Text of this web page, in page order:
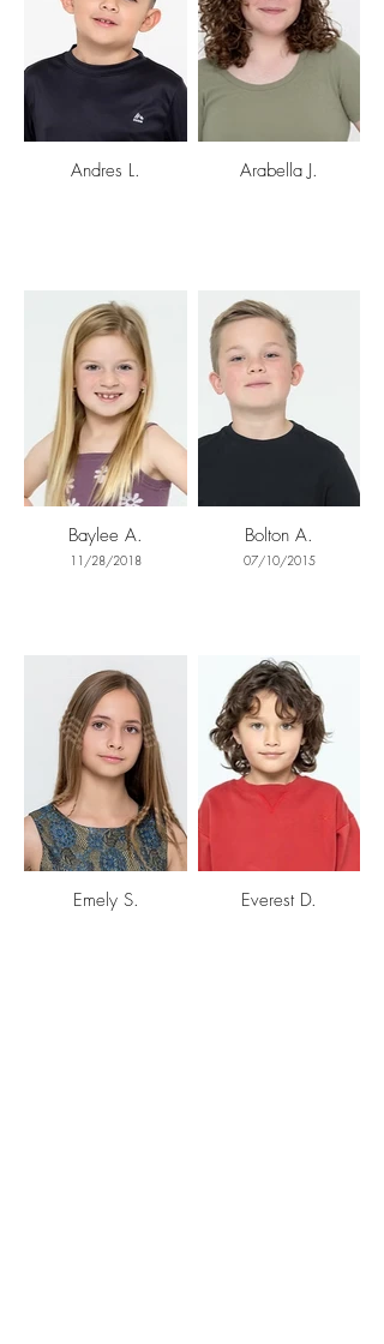
Andres L. Arabella J.
Baylee A.
11/28/2018
Bolton A.
07/10/2015
Emely S. Everest D.